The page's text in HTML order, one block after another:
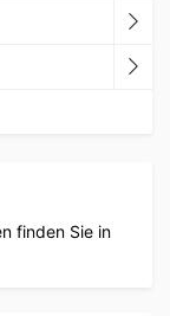
finden Sie in